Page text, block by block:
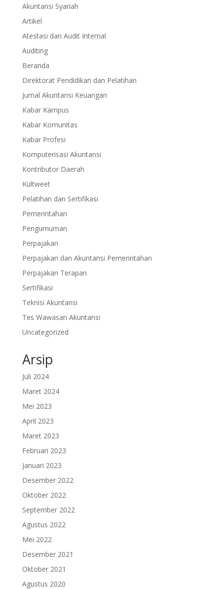
Akuntansi Syariah
Artikel
Atestasi dan Audit Internal
Auditing
Beranda
Direktorat Pendidikan dan Pelatihan
Jurnal Akuntansi Keuangan
Kabar Kampus
Kabar Komunitas
Kabar Profesi
Komputerisasi Akuntansi
Kontributor Daerah
Kultweet
Pelatihan dan Sertifikasi
Pemerintahan
Pengumuman
Perpajakan
Perpajakan dan Akuntansi Pemerintahan
Perpajakan Terapan
Sertifikasi
Teknisi Akuntansi
Tes Wawasan Akuntansi
Uncategorized
Arsip
Juli 2024
Maret 2024
Mei 2023
April 2023
Maret 2023
Februari 2023
Januari 2023
Desember 2022
Oktober 2022
September 2022
Agustus 2022
Mei 2022
Desember 2021
Oktober 2021
Agustus 2020